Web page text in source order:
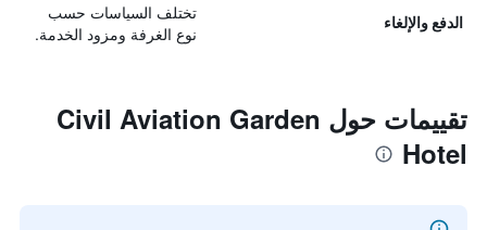
الدفع والإلغاء
تختلف السياسات حسب
نوع الغرفة ومزود الخدمة.
تقييمات حول Civil Aviation Garden
Hotel